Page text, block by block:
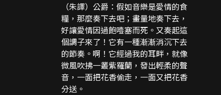
（朱譯）公爵：假如音樂是愛情的食
糧，那麼奏下去吧；畫量地奏下去，
好讓愛情因過飽噎塞而死。又奏起這
個調子來了！它有一種漸漸消沉下去
的節奏。啊！它經過我的耳畔，就像
微風吹拂一叢紫羅蘭，發出輕柔的聲
音，一面把花香偷走，一面又把花香
分送。